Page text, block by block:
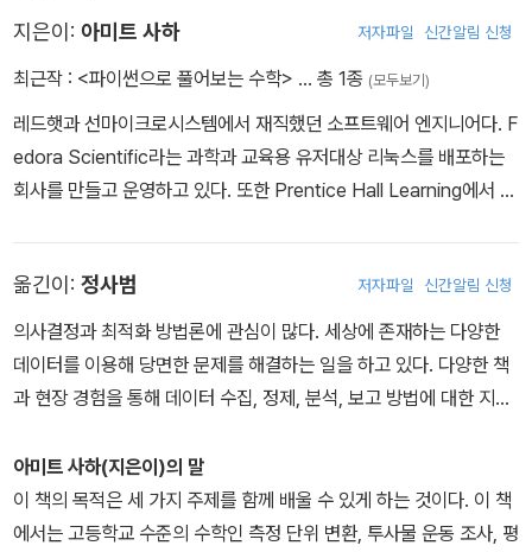
프로그래밍을 배우는 사람이라면 이 책에서 컴퓨터로 문제를 해결하
러분이 학습자를 가르친다면 이 책은 때로는 추상적인 컴퓨터 과학을
뛰어넘어 프로그래밍 기술의 적용 방법을 설명하는 데 유용하게 사용
할 수도 있을 것이다.
지은이: 아미트 사하 저자파일 신간알림 신청
최근작 : <파이썬으로 풀어보는 수학> … 총 1종 (모두보기)
레드햇과 선마이크로시스템에서 재직했던 소프트웨어 엔지니어다. F
edora Scientific라는 과학과 교육용 유저대상 리눅스를 배포하는
회사를 만들고 운영하고 있다. 또한 Prentice Hall Learning에서 출
옮긴이: 정사범 저자파일 신간알림 신청
의사결정과 최적화 방법론에 관심이 많다. 세상에 존재하는 다양한
데이터를 이용해 당면한 문제를 해결하는 일을 하고 있다. 다양한 책
과 현장 경험을 통해 데이터 수집, 정제, 분석, 보고 방법에 대한 지식
라잡기』(2013), 『The R book(Second Edition) 한국어판』(201
4), 『예측 분석 모델링 실무 기법』(2014), 『데이터 마이닝 개념과 기
법』(2015), 『파이썬으로 풀어보는 수학』(2016), 『데이터 스토리텔
아미트 사하(지은이)의 말
이 책의 목적은 세 가지 주제를 함께 배울 수 있게 하는 것이다. 이 책
에서는 고등학교 수준의 수학인 측정 단위 변환, 투사물 운동 조사, 평